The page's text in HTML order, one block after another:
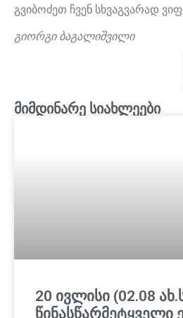
გვიბოძეთ ჩვენ სხვაგვარად
გიორგი ბაგალიშვილი
მიმდინარე სიახლეები
20 ივლისი (02.08
წინასწარმეტყველი